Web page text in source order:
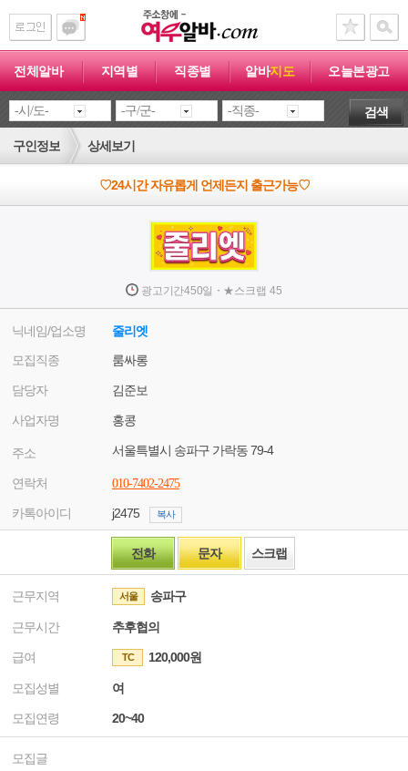
전체알바 지역별 직종별 알바지도 오늘본광고
검색
구인정보 상세보기
♡24시간 자유롭게 언제든지 출근가능♡
광고기간450일 · ★스크랩 45
닉네임/업소명
줄리엣
모집직종
룸싸롱
담당자 김준보
사업자명 홍콩
주소 서울특별시 송파구 가락동 79-4
연락처 010-7402-2475
카톡아이디 j2475 복사
전화 문자 스크랩
근무지역 서울 송파구
근무시간 추후협의
급여 TC 120,000원
모집성별 여
모집연령 20~40
모집글